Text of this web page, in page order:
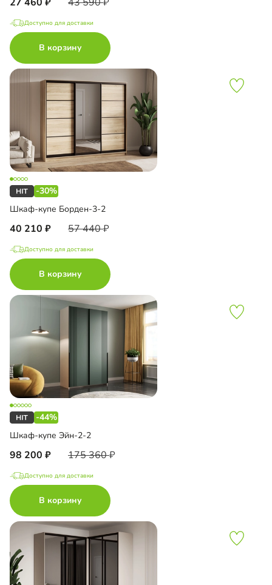
Доступно для доставки
В корзину
-30%
Шкаф-купе Борден-3-2
40 210 57 440
Доступно для доставки
В корзину
-44%
Шкаф-купе Эйн-2-2
98 200 175 360
Доступно для доставки
В корзину